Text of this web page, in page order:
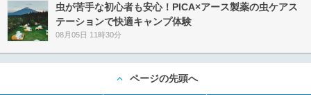
虫が苦手な初心者も安心！PICA×アース製薬の虫ケアス
テーションで快適キャンプ体験
08月05日 11時30分
ページの先頭へ